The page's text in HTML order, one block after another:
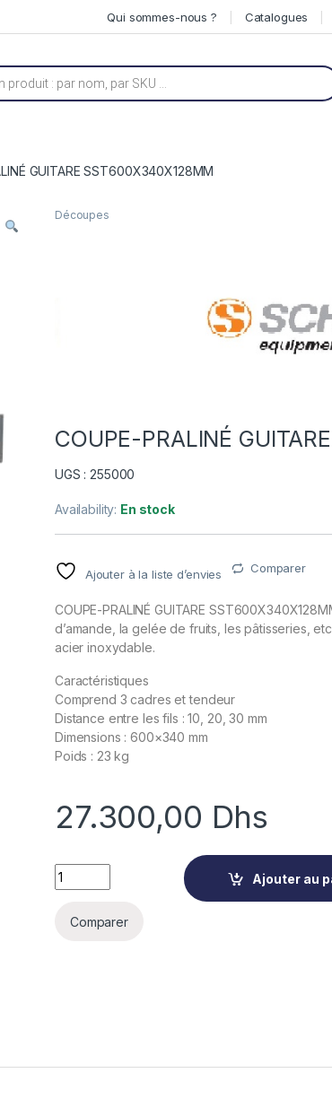
Qui sommes-nous ? Catalogues
GUITARE SST600X340X128MM
Découpes
COUPE-PRALINÉ
UGS : 255000
Availability: En stock
Ajouter à la liste d’envies Comparer
COUPE-PRALINÉ GUITARE
d’amande, la gelée de fruits, les pâtisseries,
acier inoxydable.
Caractéristiques
Comprend 3 cadres et tendeur
Distance entre les fils : 10, 20, 30 mm
Dimensions : 600×340 mm
Poids : 23 kg
27.300,00 Dhs
COUPE-PRALINÉ GUITARE
Ajouter au
Comparer